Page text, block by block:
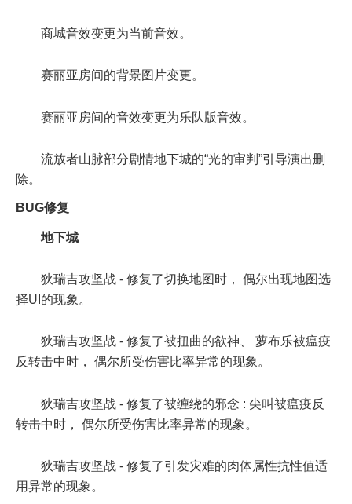
商城音效变更为当前音效。
赛丽亚房间的背景图片变更。
赛丽亚房间的音效变更为乐队版音效。
流放者山脉部分剧情地下城的“光的审判”引导演出删
除。
BUG修复
地下城
狄瑞吉攻坚战 - 修复了切换地图时， 偶尔出现地图选
择UI的现象。
狄瑞吉攻坚战 - 修复了被扭曲的欲神、 萝布乐被瘟疫
反转击中时， 偶尔所受伤害比率异常的现象。
狄瑞吉攻坚战 - 修复了被缠绕的邪念 : 尖叫被瘟疫反
转击中时， 偶尔所受伤害比率异常的现象。
狄瑞吉攻坚战 - 修复了引发灾难的肉体属性抗性值适
用异常的现象。